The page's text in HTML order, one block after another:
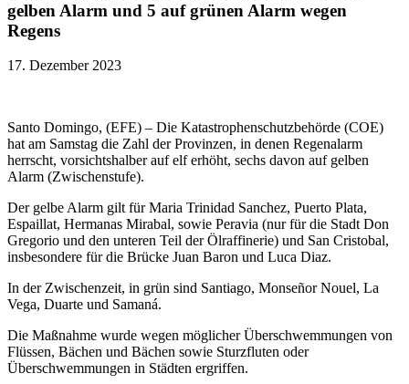
gelben Alarm und 5 auf grünen Alarm wegen
Regens
17. Dezember 2023
Santo Domingo, (EFE) – Die Katastrophenschutzbehörde (COE)
hat am Samstag die Zahl der Provinzen, in denen Regenalarm
herrscht, vorsichtshalber auf elf erhöht, sechs davon auf gelben
Alarm (Zwischenstufe).
Der gelbe Alarm gilt für Maria Trinidad Sanchez, Puerto Plata,
Espaillat, Hermanas Mirabal, sowie Peravia (nur für die Stadt Don
Gregorio und den unteren Teil der Ölraffinerie) und San Cristobal,
insbesondere für die Brücke Juan Baron und Luca Diaz.
In der Zwischenzeit, in grün sind Santiago, Monseñor Nouel, La
Vega, Duarte und Samaná.
Die Maßnahme wurde wegen möglicher Überschwemmungen von
Flüssen, Bächen und Bächen sowie Sturzfluten oder
Überschwemmungen in Städten ergriffen.